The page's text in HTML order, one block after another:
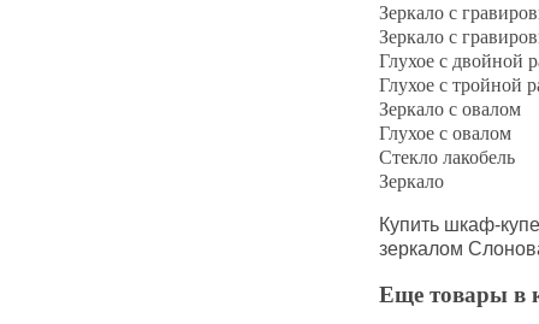
Зеркало с
Зеркало с
Глухое с двойной
Глухое с тройной
Зеркало с овалом
Глухое с овалом
Стекло лакобель
Зеркало
Купить шкаф-
зеркалом
Еще товары в